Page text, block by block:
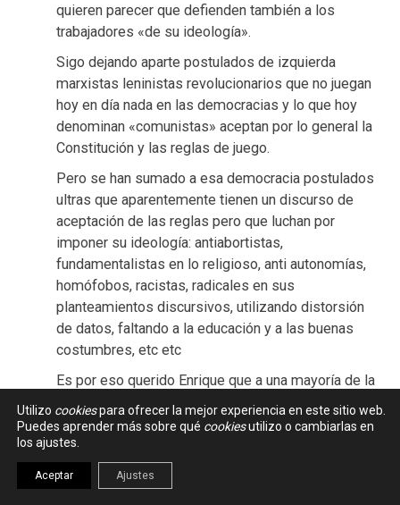
quieren parecer que defienden también a los
trabajadores «de su ideología».
Sigo dejando aparte postulados de izquierda
marxistas leninistas revolucionarios que no juegan
hoy en día nada en las democracias y lo que hoy
denominan «comunistas» aceptan por lo general la
Constitución y las reglas de juego.
Pero se han sumado a esa democracia postulados
ultras que aparentemente tienen un discurso de
aceptación de las reglas pero que luchan por
imponer su ideología: antiabortistas,
fundamentalistas en lo religioso, anti autonomías,
homófobos, racistas, radicales en sus
planteamientos discursivos, utilizando distorsión
de datos, faltando a la educación y a las buenas
costumbres, etc etc
Es por eso querido Enrique que a una mayoría de la
población les parezca mal el empozoñar el debate
político de las ideas con la manipulación de las
personas sea en redes sociales o en otros actos. Y
por eso se les considera a VOX, TRUMP un peligro
para la democracia.
Utilizo cookiespara ofrecer la mejor experiencia en este sitio web.
Puedes aprender más sobre qué cookiesutilizo o cambiarlas en
los ajustes.
Aceptar Ajustes